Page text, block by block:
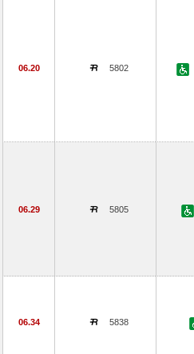
06.20 5802
06.29 5805
06.34 5838